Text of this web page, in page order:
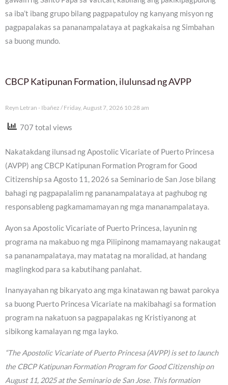
sa iba’t ibang grupo bilang pagpapatuloy ng kanyang misyon ng
pagpapalakas sa pananampalataya at pagkakaisa ng Simbahan
sa buong mundo.
CBCP Katipunan Formation, ilulunsad ng AVPP
Reyn Letran - Ibañez Friday, August 7, 2026 10:28 am
707 total views
Nakatakdang ilunsad ng Apostolic Vicariate of Puerto Princesa
(AVPP) ang CBCP Katipunan Formation Program for Good
Citizenship sa Agosto 11, 2026 sa Seminario de San Jose bilang
bahagi ng pagpapalalim ng pananampalataya at paghubog ng
responsableng pagkamamamayan ng mga mananampalataya.
Ayon sa Apostolic Vicariate of Puerto Princesa, layunin ng
programa na makabuo ng mga Pilipinong mamamayang nakaugat
sa pananampalataya, may matatag na moralidad, at handang
maglingkod para sa kabutihang panlahat.
Inanyayahan ng bikaryato ang mga kinatawan ng bawat parokya
sa buong Puerto Princesa Vicariate na makibahagi sa formation
program na nakatuon sa pagpapalakas ng Kristiyanong at
sibikong kamalayan ng mga layko.
“The Apostolic Vicariate of Puerto Princesa (AVPP) is set to launch
the CBCP Katipunan Formation Program for Good Citizenship on
August 11, 2025 at the Seminario de San Jose. This formation